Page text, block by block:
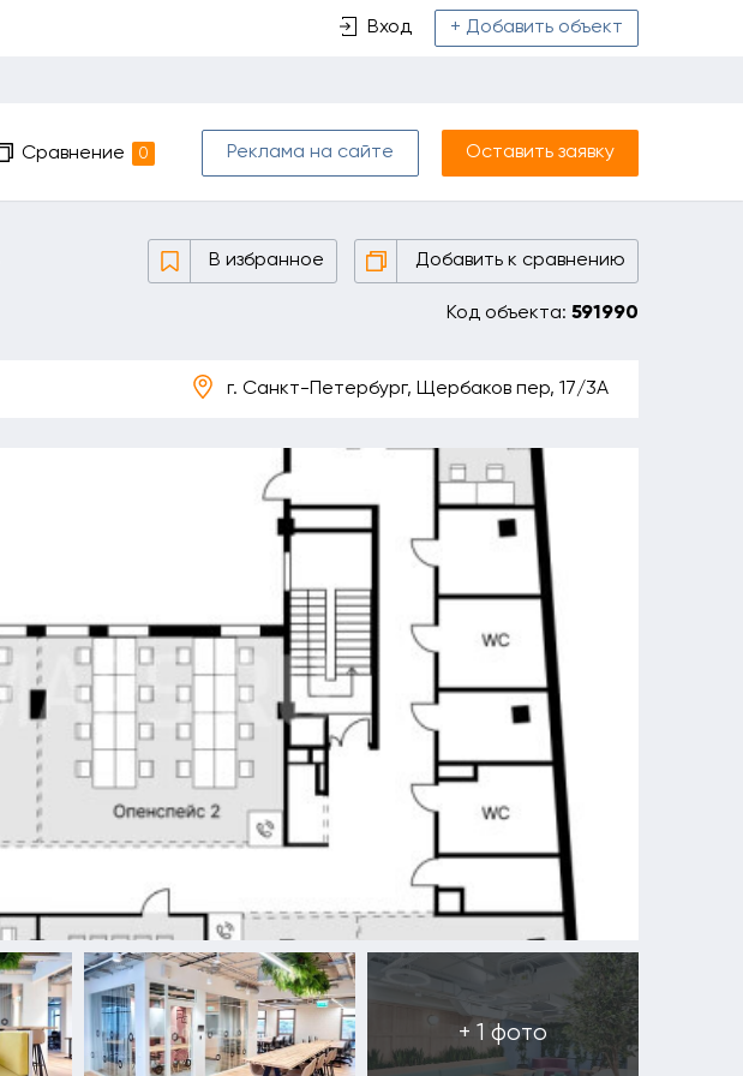
Вход + Добавить объект
Сравнение 0 Реклама на сайте Оставить заявку
В избранное Добавить к сравнению
Код объекта: 591990
г. Санкт-Петербург, Щербаков пер, 17/3А
+ 1 фото